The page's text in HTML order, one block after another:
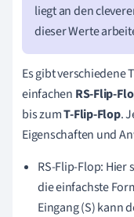
liegt an den
dieser Werte
Es gibt verschiedene
einfachen RS-Flip-
bis zumT-Flip-Flop.
Eigenschaften und
RS-Flip-Flop: Hier
die einfachste
Eingang (S) kann